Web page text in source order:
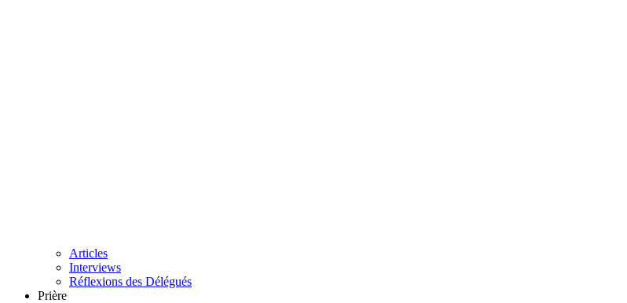
Articles
Interviews
Réflexions des Délégués
Prière